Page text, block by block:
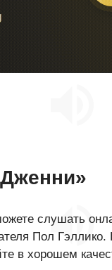
слушать
Пол Гэллико.
в хорошем